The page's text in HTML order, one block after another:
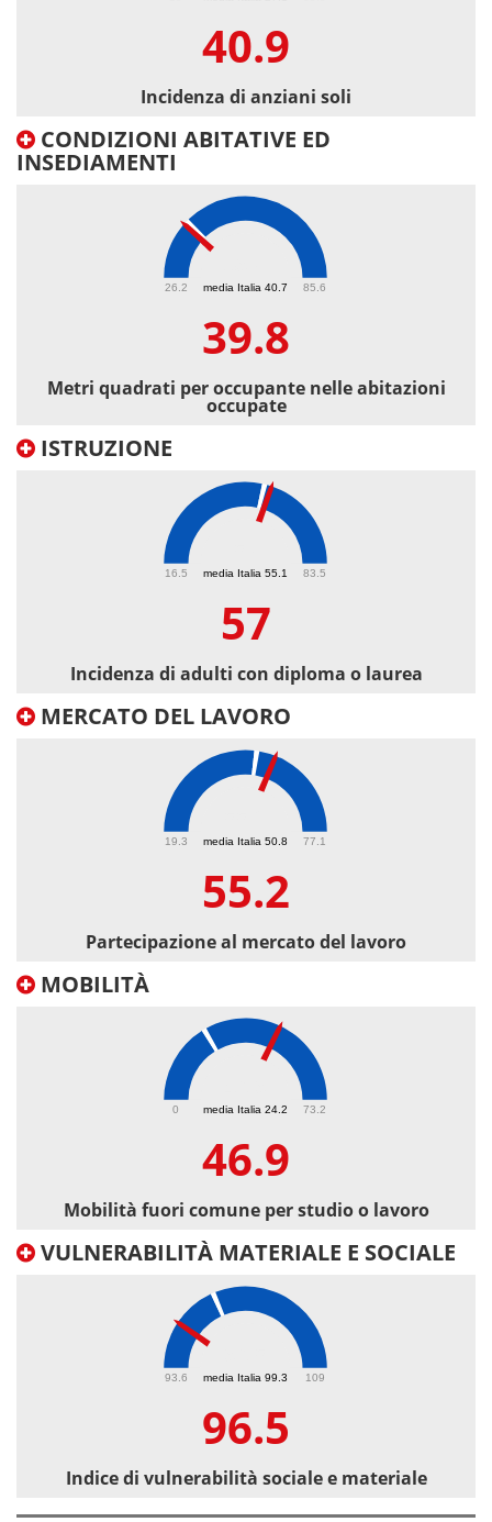
40.9
Incidenza di anziani soli
CONDIZIONI ABITATIVE ED
INSEDIAMENTI
media Italia 40.7
26.2 85.6
39.8
Metri quadrati per occupante nelle abitazioni
occupate
ISTRUZIONE
media Italia 55.1
16.5 83.5
57
Incidenza di adulti con diploma o laurea
MERCATO DEL LAVORO
media Italia 50.8
19.3 77.1
55.2
Partecipazione al mercato del lavoro
MOBILITÀ
media Italia 24.2
0 73.2
46.9
Mobilità fuori comune per studio o lavoro
VULNERABILITÀ MATERIALE E SOCIALE
media Italia 99.3
93.6 109
96.5
Indice di vulnerabilità sociale e materiale